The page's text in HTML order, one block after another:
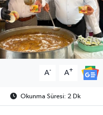
A- A+
Okunma Süresi: 2 Dk